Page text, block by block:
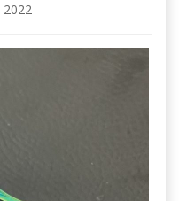
2022